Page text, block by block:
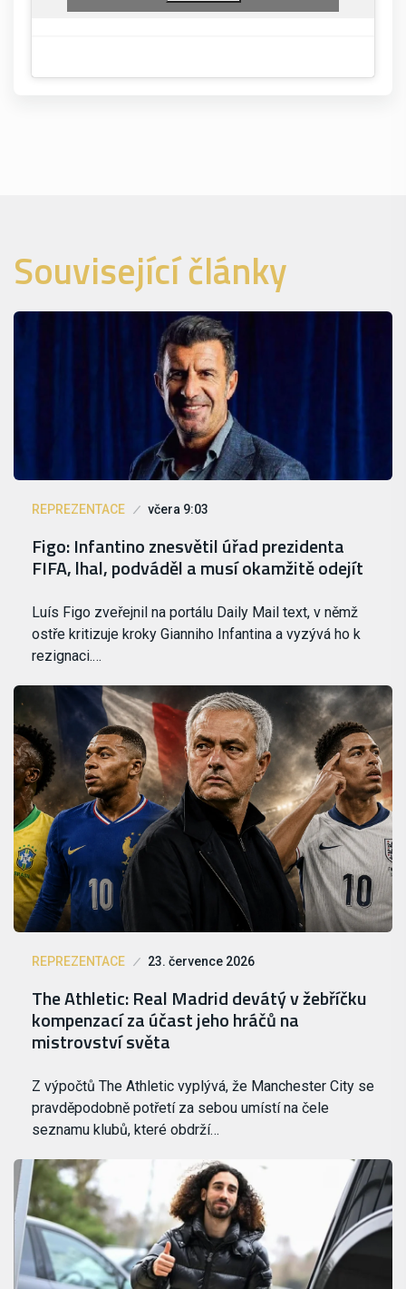
Související články
REPREZENTACE včera 9:03
Figo: Infantino znesvětil úřad prezidenta
FIFA, lhal, podváděl a musí okamžitě odejít
Luís Figo zveřejnil na portálu Daily Mail text, v němž
ostře kritizuje kroky Gianniho Infantina a vyzývá ho k
rezignaci.…
REPREZENTACE 23. července 2026
The Athletic: Real Madrid devátý v žebříčku
kompenzací za účast jeho hráčů na
mistrovství světa
Z výpočtů The Athletic vyplývá, že Manchester City se
pravděpodobně potřetí za sebou umístí na čele
seznamu klubů, které obdrží…